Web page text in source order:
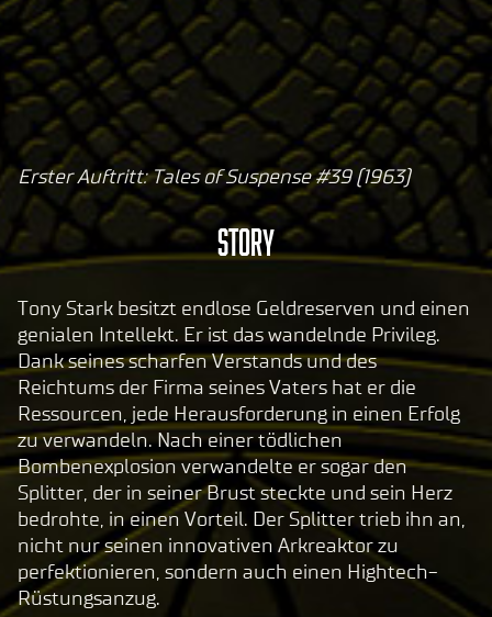
A
c
e
p
t
&
P
l
a
y
Inde
m du
auf
Erster Auftritt: Tales of Suspense #39 (1963)
Story
Tony Stark besitzt endlose Geldreserven und einen
genialen Intellekt. Er ist das wandelnde Privileg.
Dank seines scharfen Verstands und des
Reichtums der Firma seines Vaters hat er die
Ressourcen, jede Herausforderung in einen Erfolg
zu verwandeln. Nach einer tödlichen
Bombenexplosion verwandelte er sogar den
Splitter, der in seiner Brust steckte und sein Herz
bedrohte, in einen Vorteil. Der Splitter trieb ihn an,
nicht nur seinen innovativen Arkreaktor zu
perfektionieren, sondern auch einen Hightech-
Rüstungsanzug.